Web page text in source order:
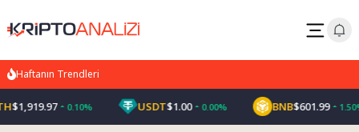
Haftanın Trendleri
$1,919.97 0.10% USDT$1.00 0.00% BNB$601.99 1.50%